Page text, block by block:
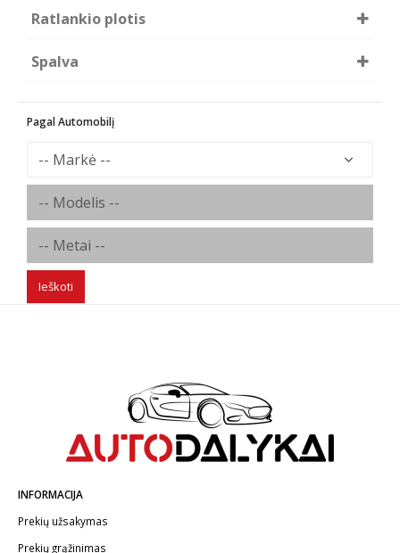
Ratlankio plotis
Spalva
Pagal Automobilį
Ieškoti
INFORMACIJA
Prekių užsakymas
Prekių grąžinimas